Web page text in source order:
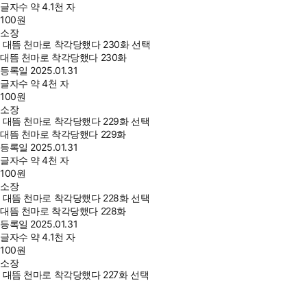
글자수 약 4.1천 자
100원
소장
대뜸 천마로 착각당했다 230화 선택
대뜸 천마로 착각당했다 230화
등록일 2025.01.31
글자수 약 4천 자
100원
소장
대뜸 천마로 착각당했다 229화 선택
대뜸 천마로 착각당했다 229화
등록일 2025.01.31
글자수 약 4천 자
100원
소장
대뜸 천마로 착각당했다 228화 선택
대뜸 천마로 착각당했다 228화
등록일 2025.01.31
글자수 약 4.1천 자
100원
소장
대뜸 천마로 착각당했다 227화 선택